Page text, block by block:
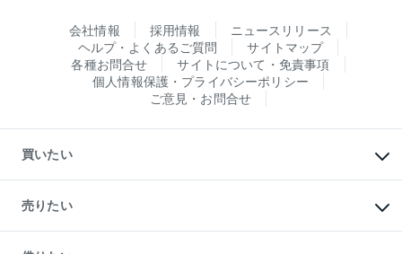
会社情報 採用情報
ニュースリリース
ヘルプ・よくあるご質問
サイトマップ
各種お問合せ
サイトについて・免責事項
個人情報保護・プライバシーポリシー
ご意見・お問合せ
買いたい
新築・分譲マンションの購入
中古マンションの購入
一戸建ての購入
売りたい